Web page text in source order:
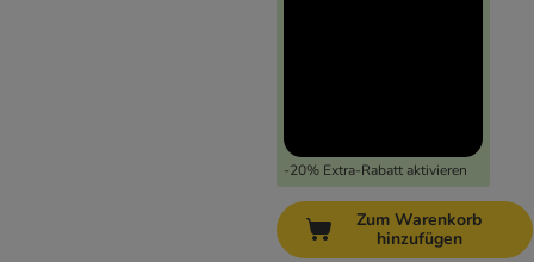
-20% Extra-Rabatt aktivieren
Zum Warenkorb
hinzufügen